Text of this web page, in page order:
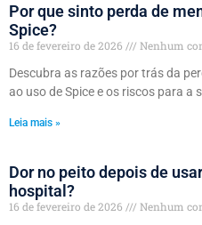
Por que sinto perda de
Spice?
16 de fevereiro de 2026
Nenhum
Descubra as razões por trás da
ao uso de Spice e os riscos para a
Leia mais »
Dor no peito depois de
hospital?
16 de fevereiro de 2026
Nenhum